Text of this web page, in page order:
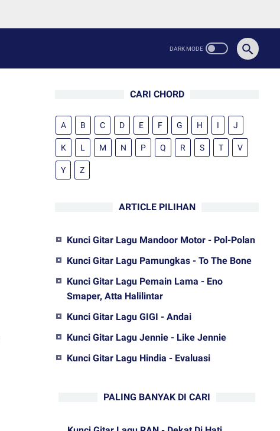
CARI CHORD
A B C D E F G H I J
K L M N P Q R S T V
Y Z
ARTICLE PILIHAN
Kunci Gitar Lagu Mandoor Motor - Pol-Polan
Kunci Gitar Lagu Pamungkas - To The Bone
Kunci Gitar Lagu Pemain Lama - Eno
Smaper, Atta Halilintar
Kunci Gitar Lagu GIGI - Andai
Kunci Gitar Lagu Jennie - Like Jennie
Kunci Gitar Lagu Hindia - Evaluasi
PALING BANYAK DI CARI